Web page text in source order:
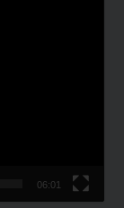
06:01